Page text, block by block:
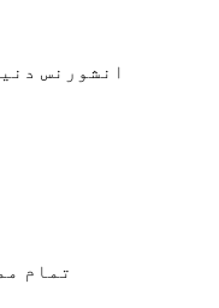
انشورنس
تمام